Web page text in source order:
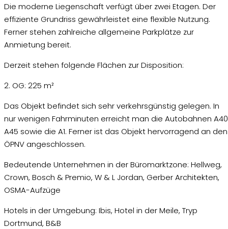
Die moderne Liegenschaft verfügt über zwei Etagen. Der
effiziente Grundriss gewährleistet eine flexible Nutzung.
Ferner stehen zahlreiche allgemeine Parkplätze zur
Anmietung bereit.
Derzeit stehen folgende Flächen zur Disposition:
2. OG: 225 m²
Das Objekt befindet sich sehr verkehrsgünstig gelegen. In
nur wenigen Fahrminuten erreicht man die Autobahnen
A45 sowie die A1. Ferner ist das Objekt hervorragend an den
ÖPNV angeschlossen.
Bedeutende Unternehmen in der Büromarktzone: Hellweg,
Crown, Bosch & Premio, W & L Jordan, Gerber Architekten,
OSMA-Aufzüge
Hotels in der Umgebung: Ibis, Hotel in der Meile, Tryp
Dortmund, B&B